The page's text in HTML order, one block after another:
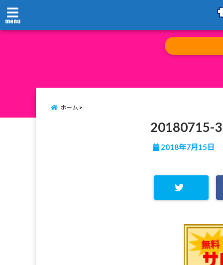
menu
ホーム
20180715-3
2018年7月15日